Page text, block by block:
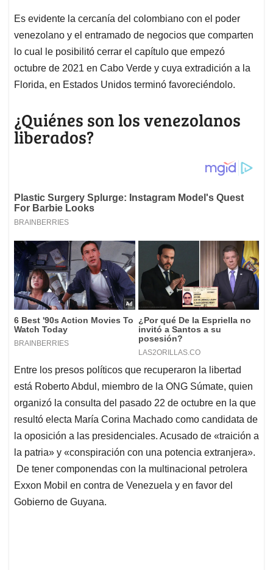
Es evidente la cercanía del colombiano con el poder
venezolano y el entramado de negocios que comparten
lo cual le posibilitó cerrar el capítulo que empezó
octubre de 2021 en Cabo Verde y cuya extradición a la
Florida, en Estados Unidos terminó favoreciéndolo.
¿Quiénes son los venezolanos
liberados?
Entre los presos políticos que recuperaron la libertad
está Roberto Abdul, miembro de la ONG Súmate, quien
organizó la consulta del pasado 22 de octubre en la que
resultó electa María Corina Machado como candidata de
la oposición a las presidenciales. Acusado de «traición a
la patria» y «conspiración con una potencia extranjera».
De tener componendas con la multinacional petrolera
Exxon Mobil en contra de Venezuela y en favor del
Gobierno de Guyana.